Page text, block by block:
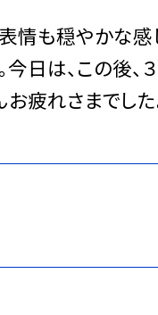
情も穏やかな感
日は、この後
疲れさまでした